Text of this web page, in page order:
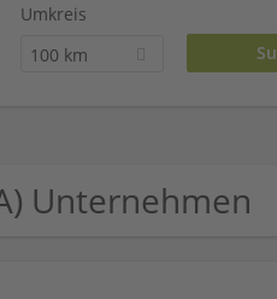
Umkreis
100 km
Unternehmen